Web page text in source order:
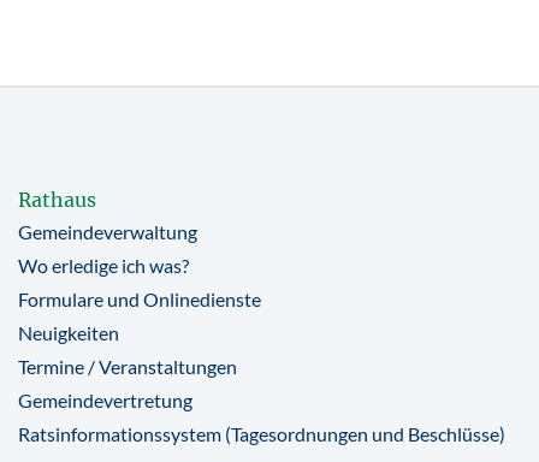
Rathaus
Gemeindeverwaltung
Wo erledige ich was?
Formulare und Onlinedienste
Neuigkeiten
Termine / Veranstaltungen
Gemeindevertretung
Ratsinformationssystem (Tagesordnungen und Beschlüsse)